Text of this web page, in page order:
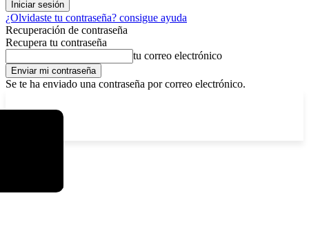
¿Olvidaste tu contraseña? consigue ayuda
Recuperación de contraseña
Recupera tu contraseña
tu correo electrónico
Se te ha enviado una contraseña por correo electrónico.